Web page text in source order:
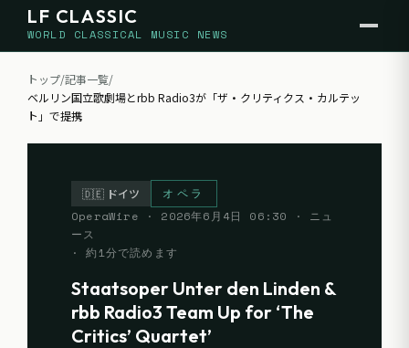
LF CLASSIC
WORLD CLASSICAL MUSIC NEWS
トップ/記事一覧/
ベルリン国立歌劇場とrbb Radio3が「ザ・クリティクス・カルテッ
ト」で提携
🇩🇪 ドイツ
オペラ
OperaWire
· 2026年6月4日 06:30 · ニュ
ース
· 約1分で読めます
Staatsoper Unter den Linden &
rbb Radio3 Team Up for ‘The
Critics’ Quartet’